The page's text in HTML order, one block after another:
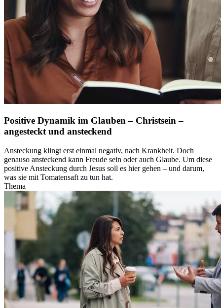
Positive Dynamik im Glauben – Christsein –
angesteckt und ansteckend
Ansteckung klingt erst einmal negativ, nach Krankheit. Doch
genauso ansteckend kann Freude sein oder auch Glaube. Um diese
positive Ansteckung durch Jesus soll es hier gehen – und darum,
was sie mit Tomatensaft zu tun hat.
Thema